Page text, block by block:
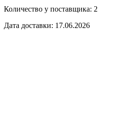
Количество у поставщика: 2
Дата доставки: 17.06.2026